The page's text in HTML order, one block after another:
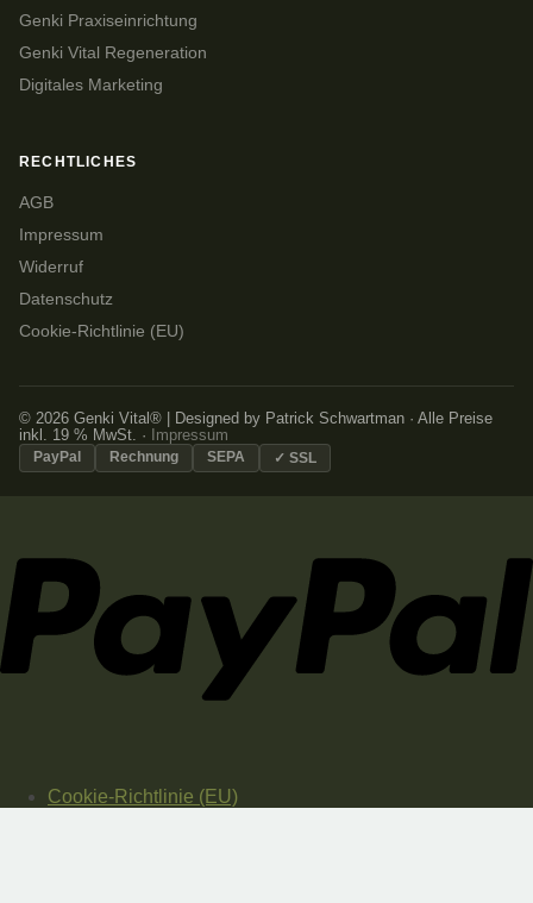
Genki Praxiseinrichtung
Genki Vital Regeneration
Digitales Marketing
RECHTLICHES
AGB
Impressum
Widerruf
Datenschutz
Cookie-Richtlinie (EU)
© 2026 Genki Vital® | Designed by Patrick Schwartman · Alle Preise
inkl. 19 % MwSt. ·
Impressum
PayPal Rechnung SEPA ✓ SSL
Cookie-Richtlinie (EU)